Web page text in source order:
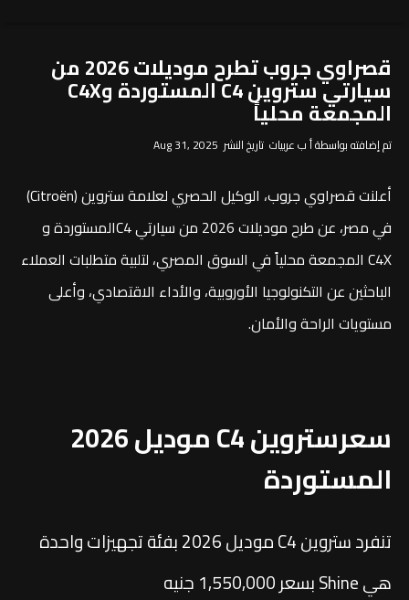
قصراوي جروب تطرح موديلات 2026 من
سيارتي ستروين C4 المستوردة وC4X
المجمعة محلياً
تم إضافته بواسطة أ ب عربيات تاريخ النشر Aug 31, 2025
أعلنت قصراوي جروب، الوكيل الحصري لعلامة ستروين (Citroën)
في مصر، عن طرح موديلات 2026 من سيارتي C4المستوردة و
C4X المجمعة محلياً في السوق المصري، لتلبية متطلبات العملاء
الباحثين عن التكنولوجيا الأوروبية، والأداء الاقتصادي، وأعلى
مستويات الراحة والأمان.
سعرستروين C4 موديل 2026
المستوردة
تنفرد ستروين C4 موديل 2026 بفئة تجهيزات واحدة
هي Shine بسعر 1,550,000 جنيه